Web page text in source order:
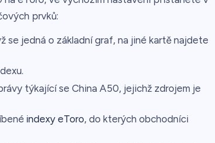
prvků:
se jedná o základní graf, na jiné kartě najdete
týkající se China A50, jejichž zdrojem je
indexy eToro, do kterých obchodníci